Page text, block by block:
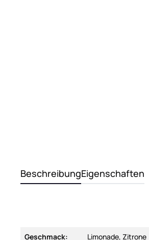
BeschreibungEigenschaften
Geschmack: Limonade, Zitrone